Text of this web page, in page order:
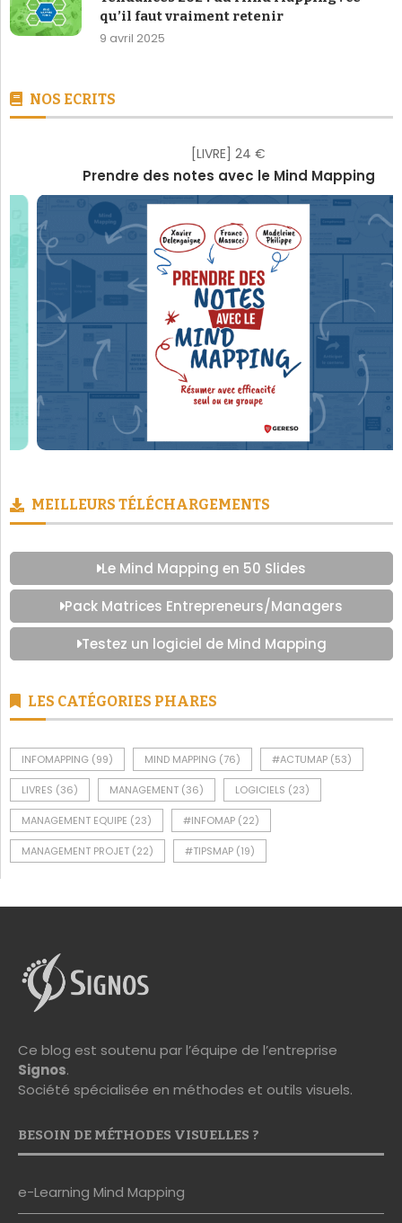
qu’il faut vraiment retenir
9 avril 2025
NOS ECRITS
[LIVRE] 24 €
Prendre des notes avec le Mind Mapping
MEILLEURS TÉLÉCHARGEMENTS
Le Mind Mapping en 50 Slides
Pack Matrices Entrepreneurs/Managers
Testez un logiciel de Mind Mapping
LES CATÉGORIES PHARES
INFOMAPPING (99) MIND MAPPING (76) #ACTUMAP (53)
LIVRES (36) MANAGEMENT (36) LOGICIELS (23)
MANAGEMENT EQUIPE (23) #INFOMAP (22)
MANAGEMENT PROJET (22) #TIPSMAP (19)
Ce blog est soutenu par l’équipe de l’entreprise
Signos.
Société spécialisée en méthodes et outils visuels.
BESOIN DE MÉTHODES VISUELLES ?
e-Learning Mind Mapping